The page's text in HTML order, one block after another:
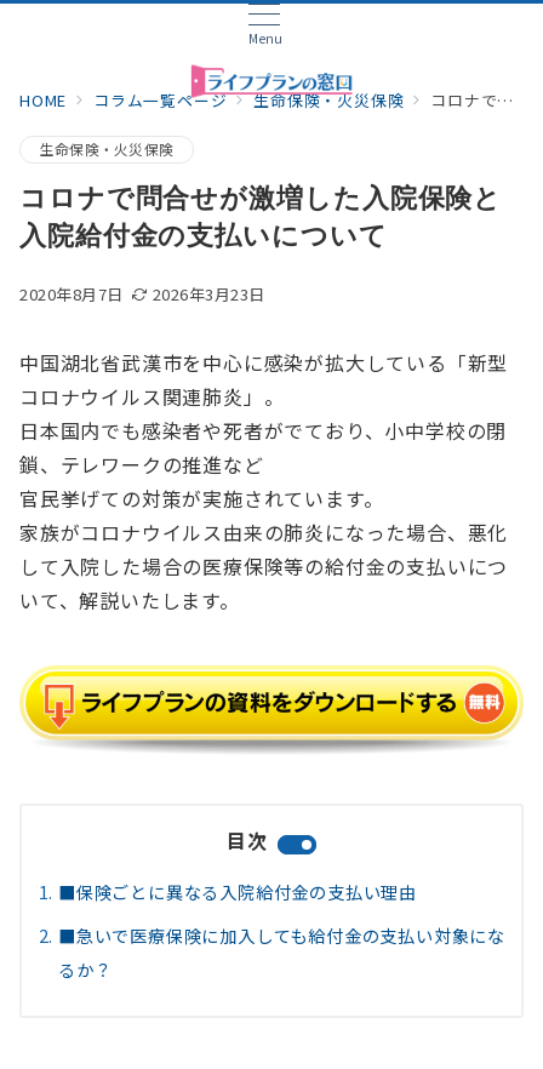
Menu
HOME コラム一覧ページ 生命保険・火災保険 コロナで問合せが激増した入院保険と入院給付金の支払いについて
生命保険・火災保険
コロナで問合せが激増した入院保険と
入院給付金の支払いについて
2020年8月7日 2026年3月23日
中国湖北省武漢市を中心に感染が拡大している「新型
コロナウイルス関連肺炎」。
日本国内でも感染者や死者がでており、小中学校の閉
鎖、テレワークの推進など
官民挙げての対策が実施されています。
家族がコロナウイルス由来の肺炎になった場合、悪化
して入院した場合の医療保険等の給付金の支払いにつ
いて、解説いたします。
目次
■保険ごとに異なる入院給付金の支払い理由
■急いで医療保険に加入しても給付金の支払い対象にな
るか？